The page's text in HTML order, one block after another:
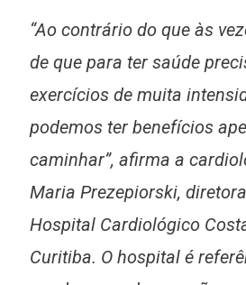
“Ao contrário do que às
de que para ter saúde
exercícios de muita
podemos ter benefícios
caminhar”, afirma a
Maria Prezepiorski,
Hospital Cardiológico
Curitiba. O hospital é